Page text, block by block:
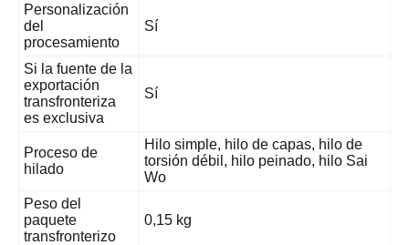
Personalización
del
procesamiento
Sí
Si la fuente de la
exportación
transfronteriza
es exclusiva
Sí
Proceso de
hilado
Hilo simple, hilo de capas, hilo de
torsión débil, hilo peinado, hilo Sai
Wo
Peso del
paquete
transfronterizo
0,15 kg